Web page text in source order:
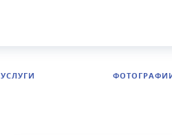
УСЛУГИ